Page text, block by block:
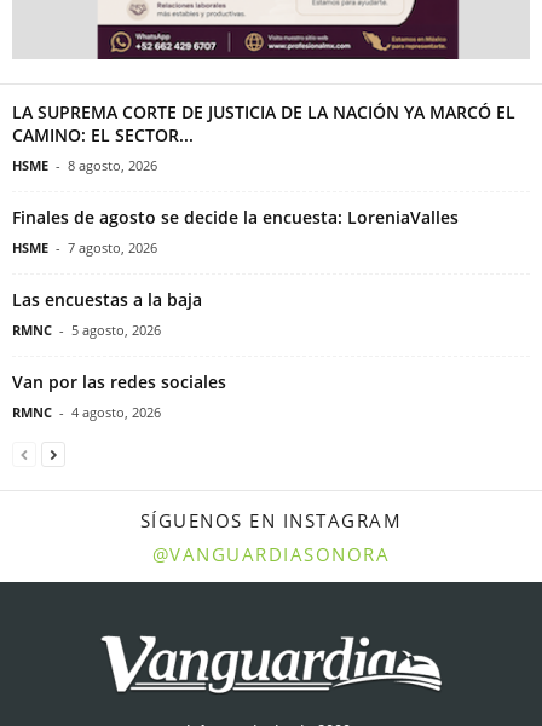
LA SUPREMA CORTE DE JUSTICIA DE LA NACIÓN YA MARCÓ EL
CAMINO: EL SECTOR...
HSME - 8 agosto, 2026
Finales de agosto se decide la encuesta: LoreniaValles
HSME - 7 agosto, 2026
Las encuestas a la baja
RMNC - 5 agosto, 2026
Van por las redes sociales
RMNC - 4 agosto, 2026
SÍGUENOS EN INSTAGRAM
@VANGUARDIASONORA